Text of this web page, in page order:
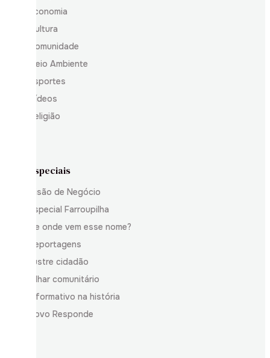
Economia
Cultura
Comunidade
Meio Ambiente
Esportes
Vídeos
Religião
Especiais
Visão de Negócio
Especial Farroupilha
De onde vem esse nome?
Reportagens
Ilustre cidadão
Olhar comunitário
Informativo na história
Povo Responde